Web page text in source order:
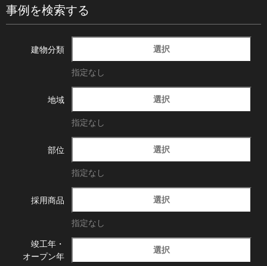
事例を検索する
建物分類 選択
指定なし
地域 選択
指定なし
部位 選択
指定なし
採用商品 選択
指定なし
竣工年・
オープン年
選択